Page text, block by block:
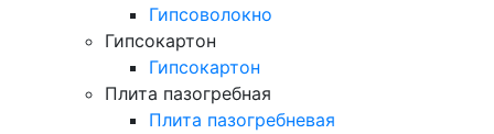
Гипсоволокно
Гипсокартон
Гипсокартон
Плита пазогребная
Плита пазогребневая